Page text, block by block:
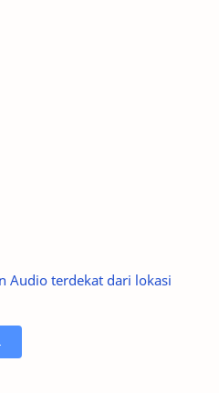
Audio terdekat dari lokasi